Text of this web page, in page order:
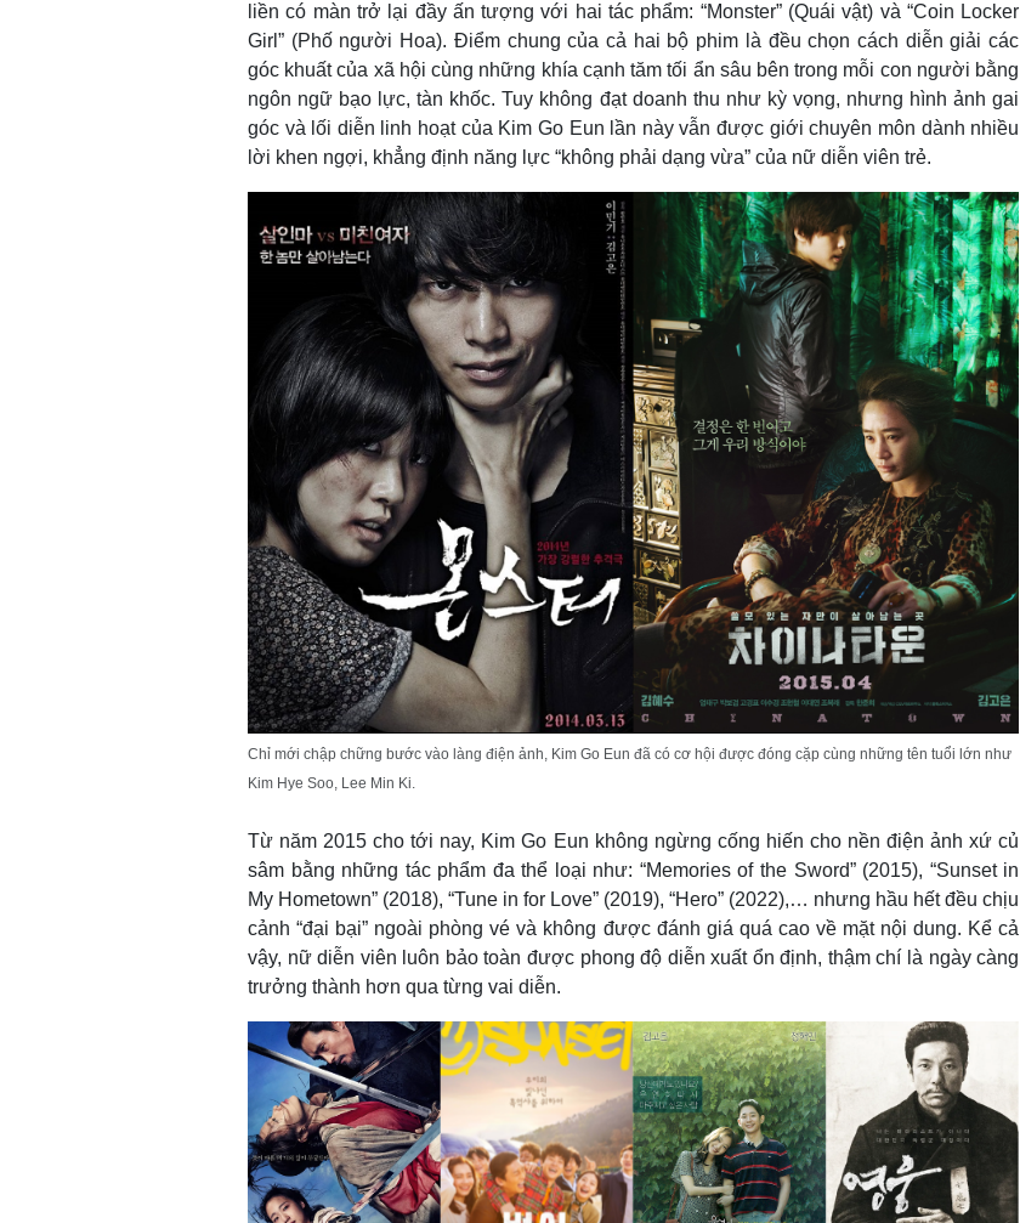
liền có màn trở lại đầy ấn tượng với hai tác phẩm: “Monster” (Quái vật) và “Coin Locker
Girl” (Phố người Hoa). Điểm chung của cả hai bộ phim là đều chọn cách diễn giải các
góc khuất của xã hội cùng những khía cạnh tăm tối ẩn sâu bên trong mỗi con người bằng
ngôn ngữ bạo lực, tàn khốc. Tuy không đạt doanh thu như kỳ vọng, nhưng hình ảnh gai
góc và lối diễn linh hoạt của Kim Go Eun lần này vẫn được giới chuyên môn dành nhiều
lời khen ngợi, khẳng định năng lực “không phải dạng vừa” của nữ diễn viên trẻ.
Chỉ mới chập chững bước vào làng điện ảnh, Kim Go Eun đã có cơ hội được đóng cặp cùng những tên tuổi lớn như
Kim Hye Soo, Lee Min Ki.
Từ năm 2015 cho tới nay, Kim Go Eun không ngừng cống hiến cho nền điện ảnh xứ củ
sâm bằng những tác phẩm đa thể loại như: “Memories of the Sword” (2015), “Sunset in
My Hometown” (2018), “Tune in for Love” (2019), “Hero” (2022),… nhưng hầu hết đều chịu
cảnh “đại bại” ngoài phòng vé và không được đánh giá quá cao về mặt nội dung. Kể cả
vậy, nữ diễn viên luôn bảo toàn được phong độ diễn xuất ổn định, thậm chí là ngày càng
trưởng thành hơn qua từng vai diễn.